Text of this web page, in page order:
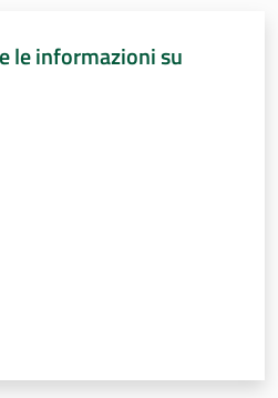
le informazioni su